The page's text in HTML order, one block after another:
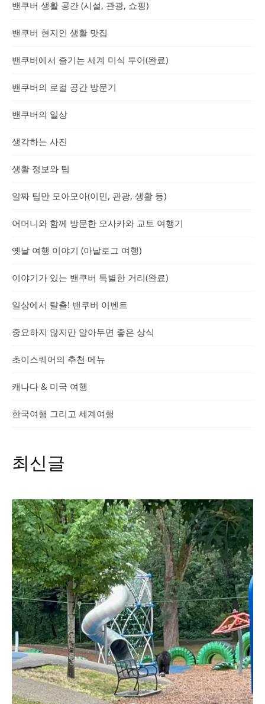
밴쿠버 생활 공간 (시설, 관광, 쇼핑)
밴쿠버 현지인 생활 맛집
밴쿠버에서 즐기는 세계 미식 투어(완료)
밴쿠버의 로컬 공간 방문기
밴쿠버의 일상
생각하는 사진
생활 정보와 팁
알짜 팁만 모아모아(이민, 관광, 생활 등)
어머니와 함께 방문한 오사카와 교토 여행기
옛날 여행 이야기 (아날로그 여행)
이야기가 있는 밴쿠버 특별한 거리(완료)
일상에서 탈출! 밴쿠버 이벤트
중요하지 않지만 알아두면 좋은 상식
초이스퀘어의 추천 메뉴
캐나다 & 미국 여행
한국여행 그리고 세계여행
최신글